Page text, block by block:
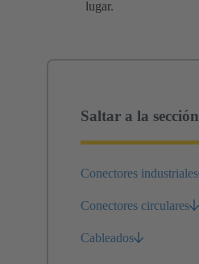
lugar.
Saltar a la sección
Conectores industriales
Conectores circulares
Cableados